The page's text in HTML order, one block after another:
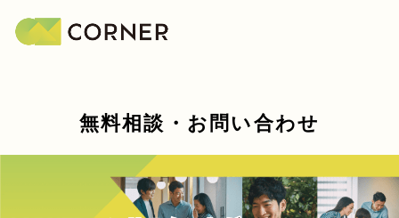
無料相談・お問い合わせ